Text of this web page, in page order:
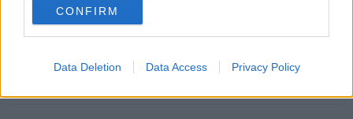
CONFIRM
Data Deletion Data Access Privacy Policy
dovrebbero interessare tutta la regione, con fenomeni localmente
anche di forte intensità accompagnati da colpi di vento e grandine.